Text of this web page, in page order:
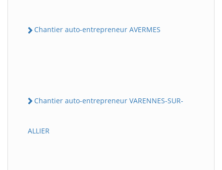
Chantier auto-entrepreneur AVERMES
Chantier auto-entrepreneur VARENNES-SUR-
ALLIER